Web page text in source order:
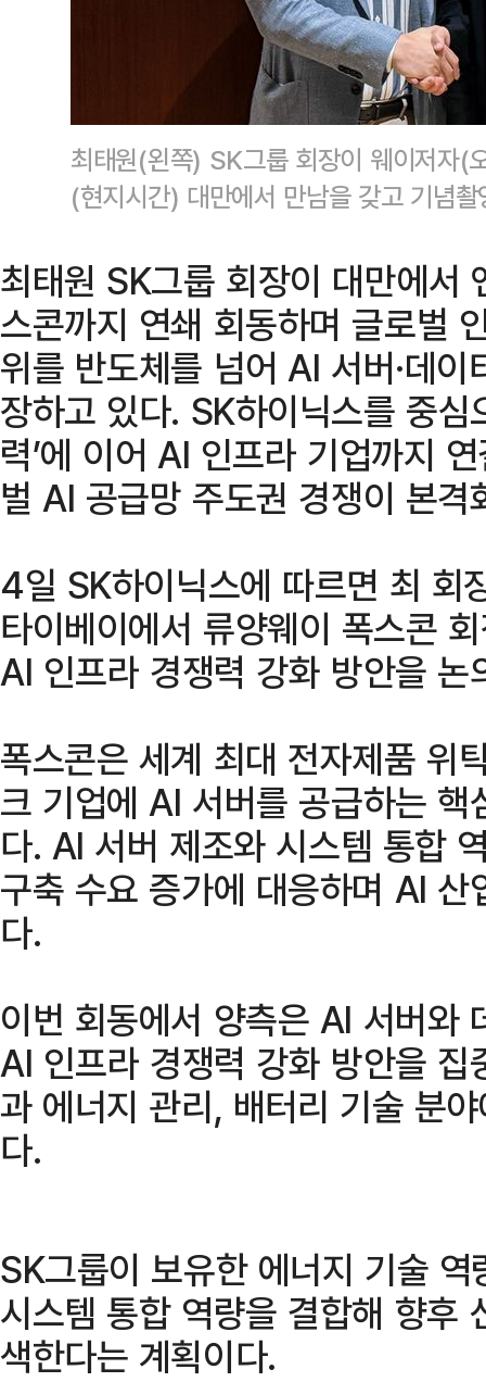
최태원(왼쪽) SK그룹 회장이 웨이저자
(현지시간) 대만에서 만남을 갖고 기념
최태원 SK그룹 회장이 대만에
스콘까지 연쇄 회동하며 글로벌
위를 반도체를 넘어 AI 서버·데
장하고 있다. SK하이닉스를 중
력’에 이어 AI 인프라 기업까지
벌 AI 공급망 주도권 경쟁이 본격
4일 SK하이닉스에 따르면 최 회
타이베이에서 류양웨이 폭스콘
AI 인프라 경쟁력 강화 방안을 논
폭스콘은 세계 최대 전자제품 위
크 기업에 AI 서버를 공급하는
다. AI 서버 제조와 시스템 통합
구축 수요 증가에 대응하며 AI
다.
이번 회동에서 양측은 AI 서버와
AI 인프라 경쟁력 강화 방안을
과 에너지 관리, 배터리 기술 분
다.
SK그룹이 보유한 에너지 기술
시스템 통합 역량을 결합해 향후
색한다는 계획이다.